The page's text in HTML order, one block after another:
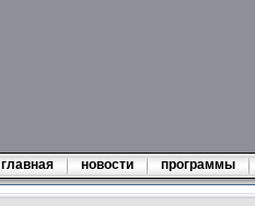
главная новости программы